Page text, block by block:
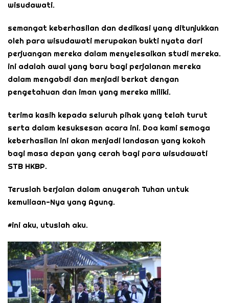
wisudawati.
semangat keberhasilan dan dedikasi yang ditunjukkan
oleh para wisudawati merupakan bukti nyata dari
perjuangan mereka dalam menyelesaikan studi mereka.
ini adalah awal yang baru bagi perjalanan mereka
dalam mengabdi dan menjadi berkat dengan
pengetahuan dan iman yang mereka miliki.
terima kasih kepada seluruh pihak yang telah turut
serta dalam kesuksesan acara ini. Doa kami semoga
keberhasilan ini akan menjadi landasan yang kokoh
bagi masa depan yang cerah bagi para wisudawati
STB HKBP.
Teruslah berjalan dalam anugerah Tuhan untuk
kemuliaan-Nya yang Agung.
#ini aku, utuslah aku.